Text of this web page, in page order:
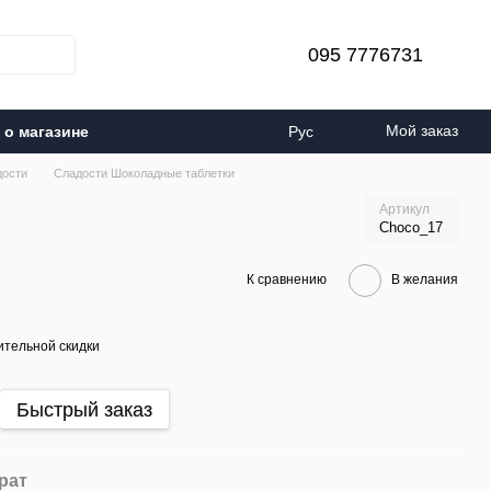
095 7776731
магазине Рус Мой заказ
Сладости Шоколадные таблетки
Артикул
Choco_17
К сравнению В желания
скидки
Быстрый заказ